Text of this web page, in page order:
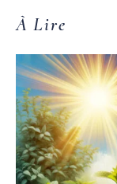
À Lire